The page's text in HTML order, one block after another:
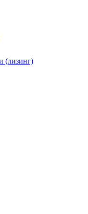
(лизинг)